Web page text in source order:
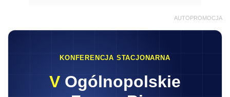
AUTOPROMOCJA
KONFERENCJA STACJONARNA
V Ogólnopolskie